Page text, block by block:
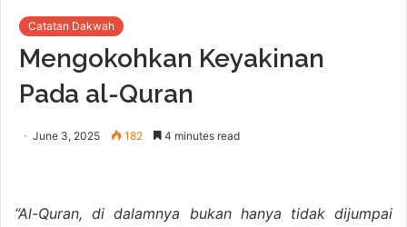
Catatan Dakwah
Mengokohkan Keyakinan
Pada al-Quran
June 3, 2025 182 4 minutes read
“Al-Quran, di dalamnya bukan hanya tidak dijumpai